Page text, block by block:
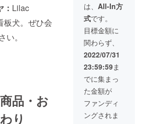
Lilac
板犬。ぜひ会
い。
品・お
り
は、 All-In方
式です。
目標金額に
関わらず、
2022/07/31
23:59:59ま
でに集まっ
た金額が
ファンディ
ングされま